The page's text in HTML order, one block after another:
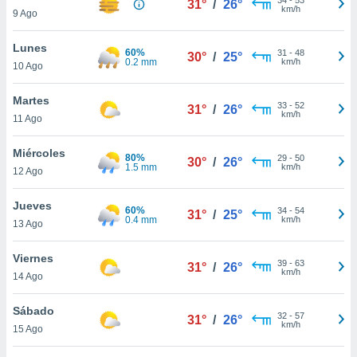
más
nuestra
y
de
disponible
cookies
aceptar
9 Ago
31° / 26°
km/h
Lunes
10 Ago
60%
0.2 mm
30° / 25° 31 - 48
km/h
Martes
11 Ago
31° / 26° 33- 52
km/h
Miércoles
12 Ago
80%
1.5 mm
30° / 26° 29- 50
km/h
Jueves
13 Ago
60%
0.4 mm
31° / 25° 34- 54
km/h
Viernes
14 Ago
31° / 26° 39- 63
km/h
Sábado
15 Ago
31° / 26° 32- 57
km/h